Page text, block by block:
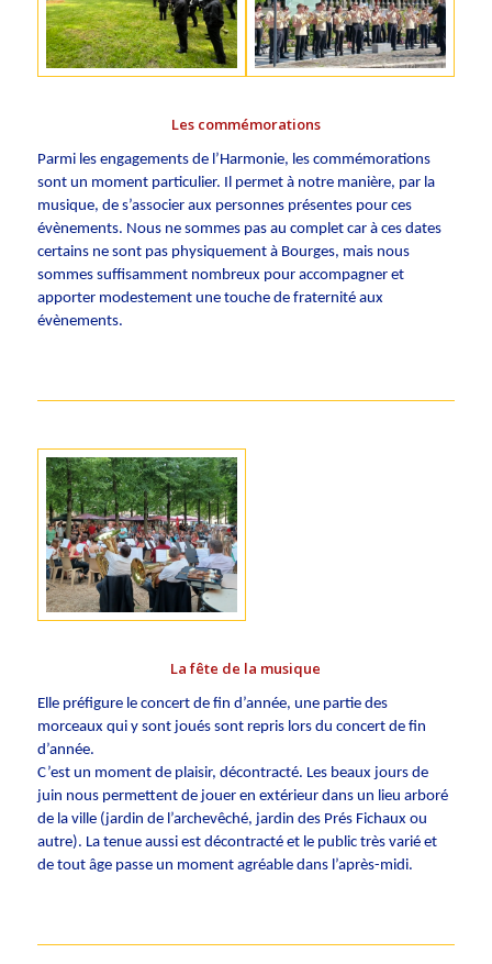
Les commémorations
Parmi les engagements de l’Harmonie, les commémorations
sont un moment particulier. Il permet à notre manière, par la
musique, de s’associer aux personnes présentes pour ces
évènements. Nous ne sommes pas au complet car à ces dates
certains ne sont pas physiquement à Bourges, mais nous
sommes suffisamment nombreux pour accompagner et
apporter modestement une touche de fraternité aux
évènements.
La fête de la musique
Elle préfigure le concert de fin d’année, une partie des
morceaux qui y sont joués sont repris lors du concert de fin
d’année.
C’est un moment de plaisir, décontracté. Les beaux jours de
juin nous permettent de jouer en extérieur dans un lieu arboré
de la ville (jardin de l’archevêché, jardin des Prés Fichaux ou
autre). La tenue aussi est décontracté et le public très varié et
de tout âge passe un moment agréable dans l’après-midi.